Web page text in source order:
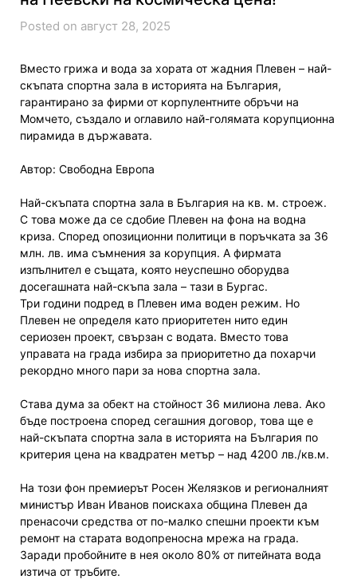
Posted on август 28, 2025
Вместо грижа и вода за хората от жадния Плевен – най-
скъпата спортна зала в историята на България,
гарантирано за фирми от корпулентните обръчи на
Момчето, създало и оглавило най-голямата корупционна
пирамида в държавата.
Автор: Свободна Европа
Най-скъпата спортна зала в България на кв. м. строеж.
С това може да се сдобие Плевен на фона на водна
криза. Според опозиционни политици в поръчката за 36
млн. лв. има съмнения за корупция. А фирмата
изпълнител е същата, която неуспешно оборудва
досегашната най-скъпа зала – тази в Бургас.
Три години подред в Плевен има воден режим. Но
Плевен не определя като приоритетен нито един
сериозен проект, свързан с водата. Вместо това
управата на града избира за приоритетно да похарчи
рекордно много пари за нова спортна зала.
Става дума за обект на стойност 36 милиона лева. Ако
бъде построена според сегашния договор, това ще е
най-скъпата спортна зала в историята на България по
критерия цена на квадратен метър – над 4200 лв./кв.м.
На този фон премиерът Росен Желязков и регионалният
министър Иван Иванов поискаха община Плевен да
пренасочи средства от по-малко спешни проекти към
ремонт на старата водопреносна мрежа на града.
Заради пробойните в нея около 80% от питейната вода
изтича от тръбите.